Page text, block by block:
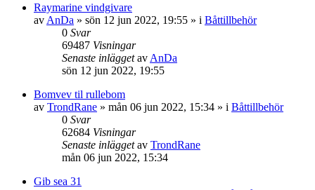
Raymarine vindgivare
av AnDa » sön 12 jun 2022, 19:55 » i Båttillbehör
0 Svar
69487 Visningar
Senaste inläggetav AnDa
sön 12 jun 2022, 19:55
Bomvev til rullebom
av TrondRane » mån 06 jun 2022, 15:34 » i Båttillbehör
0 Svar
62684 Visningar
Senaste inläggetav TrondRane
mån 06 jun 2022, 15:34
Gib sea 31